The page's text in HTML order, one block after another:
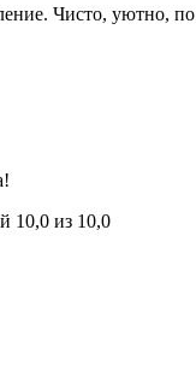
Чисто, уютно, по
10,0 из 10,0